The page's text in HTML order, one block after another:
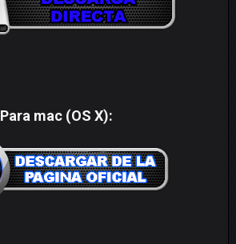
Para mac (OS X):